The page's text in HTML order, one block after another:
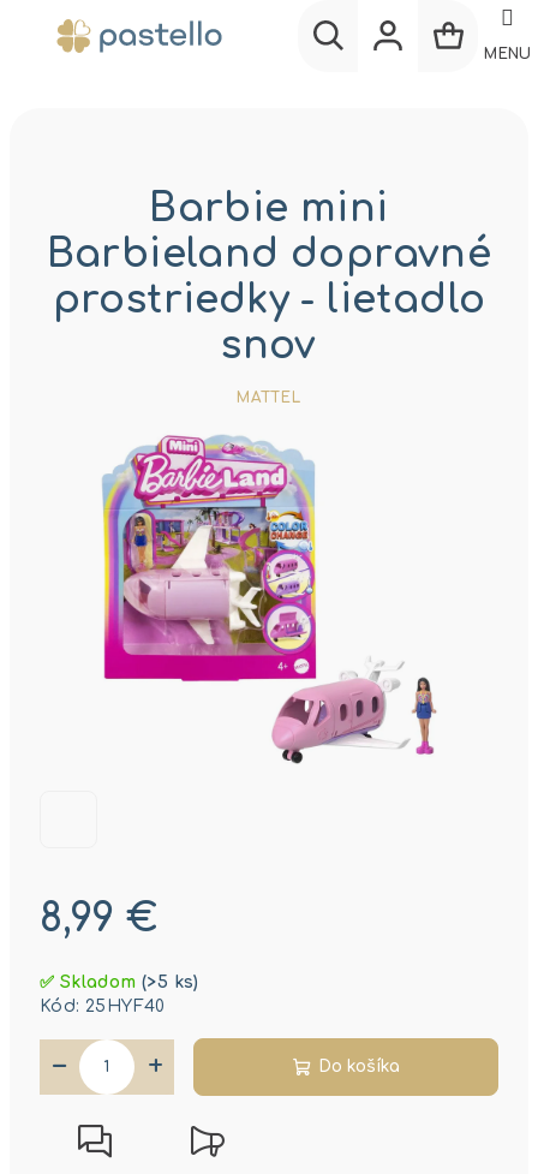
MENU
8,99 €
cena:
✅ Skladom(>5 ks)
Kód: 25HYF40
+
− Do košíka
Barbie mini
Barbieland dopravné
prostriedky - lietadlo
snov
MATTEL